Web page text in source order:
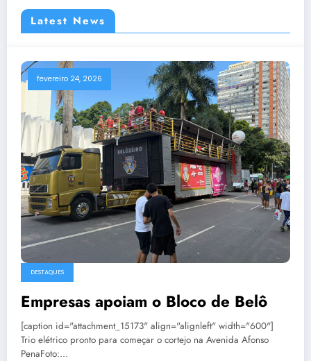
Latest News
fevereiro 24, 2026
DESTAQUES
Empresas apoiam o Bloco de Belô
[caption id="attachment_15173" align="alignleft" width="600"]
Trio elétrico pronto para começar o cortejo na Avenida Afonso
PenaFoto:…